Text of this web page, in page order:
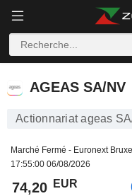
AGEAS SA/NV
AGEAS SA/NV
Actionnariat ageas
Marché Fermé - Euronext
17:55:00 06/08/2026
74,20 EUR